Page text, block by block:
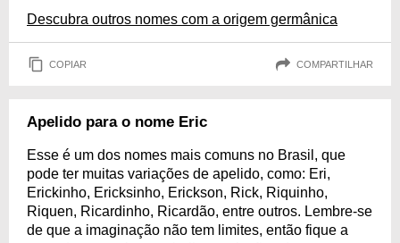
Descubra outros nomes com a origem germânica
COPIAR COMPARTILHAR
Apelido para o nome Eric
Esse é um dos nomes mais comuns no Brasil, que
pode ter muitas variações de apelido, como: Eri,
Erickinho, Ericksinho, Erickson, Rick, Riquinho,
Riquen, Ricardinho, Ricardão, entre outros. Lembre-se
de que a imaginação não tem limites, então fique a